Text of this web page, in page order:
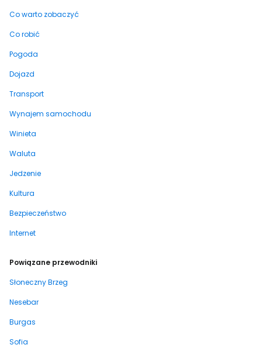
Co warto zobaczyć
Co robić
Pogoda
Dojazd
Transport
Wynajem samochodu
Winieta
Waluta
Jedzenie
Kultura
Bezpieczeństwo
Internet
Powiązane przewodniki
Słoneczny Brzeg
Nesebar
Burgas
Sofia